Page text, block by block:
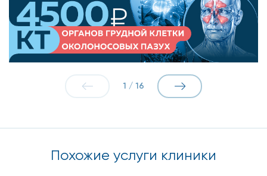
1 / 16
Похожие услуги клиники